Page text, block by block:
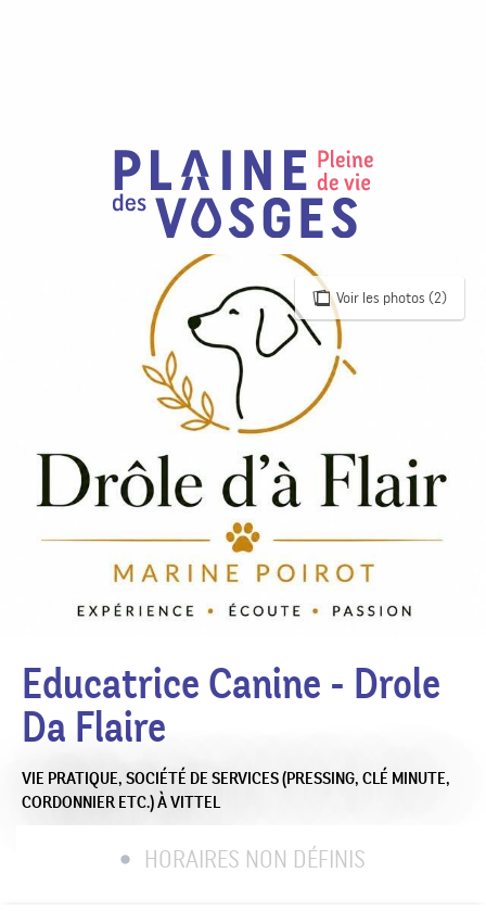
Voir les photos (2)
Educatrice Canine - Drole
Da Flaire
VIE PRATIQUE, SOCIÉTÉ DE SERVICES (PRESSING, CLÉ MINUTE,
CORDONNIER ETC.)À VITTEL
HORAIRES NON DÉFINIS